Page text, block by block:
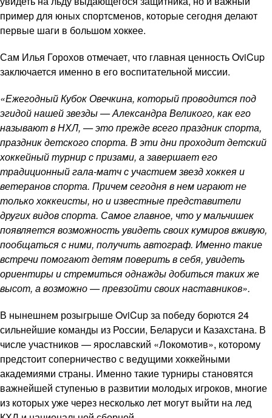
пример для юных спортсменов, которые сегодня делают
первые шаги в большом хоккее.
Сам Илья Горохов отмечает, что главная ценность OviCup
заключается именно в его воспитательной миссии.
«Ежегодный Кубок Овечкина, который проводится под
эгидой нашей звезды — Александра Великого, как его
называют в НХЛ, — это прежде всего праздник спорта,
праздник детского спорта. В эти дни проходит детский
хоккейный турнир с призами, а завершает его
традиционный гала-матч с участием звезд хоккея и
ветеранов спорта. Причем сегодня в нем играют не
только хоккеисты, но и известные представители
других видов спорта. Самое главное, что у мальчишек
появляется возможность увидеть своих кумиров вживую,
пообщаться с ними, получить автограф. Именно такие
встречи помогают детям поверить в себя, увидеть
ориентиры и стремиться однажды добиться таких же
высот, а возможно — превзойти своих наставников».
В нынешнем розыгрыше OviCup за победу борются 24
сильнейшие команды из России, Беларуси и Казахстана. В
числе участников — ярославский «Локомотив», которому
предстоит соперничество с ведущими хоккейными
академиями страны. Именно такие турниры становятся
важнейшей ступенью в развитии молодых игроков, многие
из которых уже через несколько лет могут выйти на лед